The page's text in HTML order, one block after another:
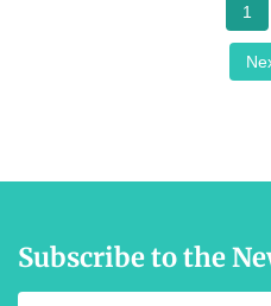
1
Subscribe to the